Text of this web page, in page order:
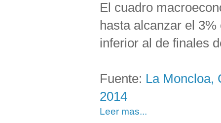
El cuadro
hasta alcanzar el
inferior al de finales
Fuente: La Moncloa,
2014
Leer mas...